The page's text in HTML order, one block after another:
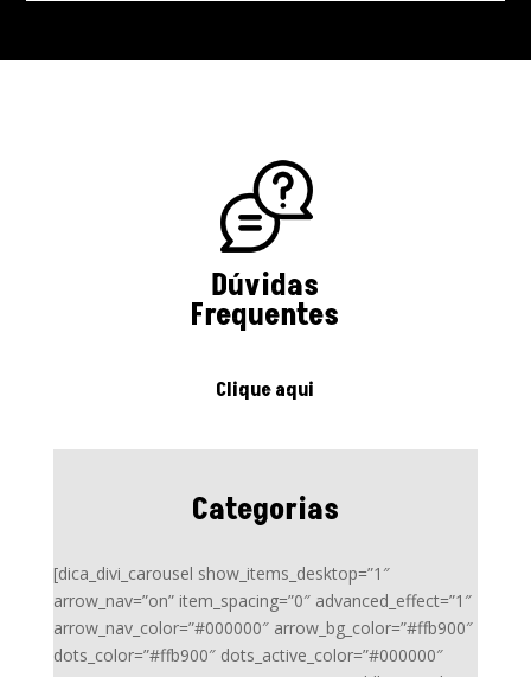
Dúvidas
Frequentes
Clique aqui
Categorias
[dica_divi_carousel show_items_desktop=”1″
arrow_nav=”on” item_spacing=”0″ advanced_effect=”1″
arrow_nav_color=”#000000″ arrow_bg_color=”#ffb900″
dots_color=”#ffb900″ dots_active_color=”#000000″